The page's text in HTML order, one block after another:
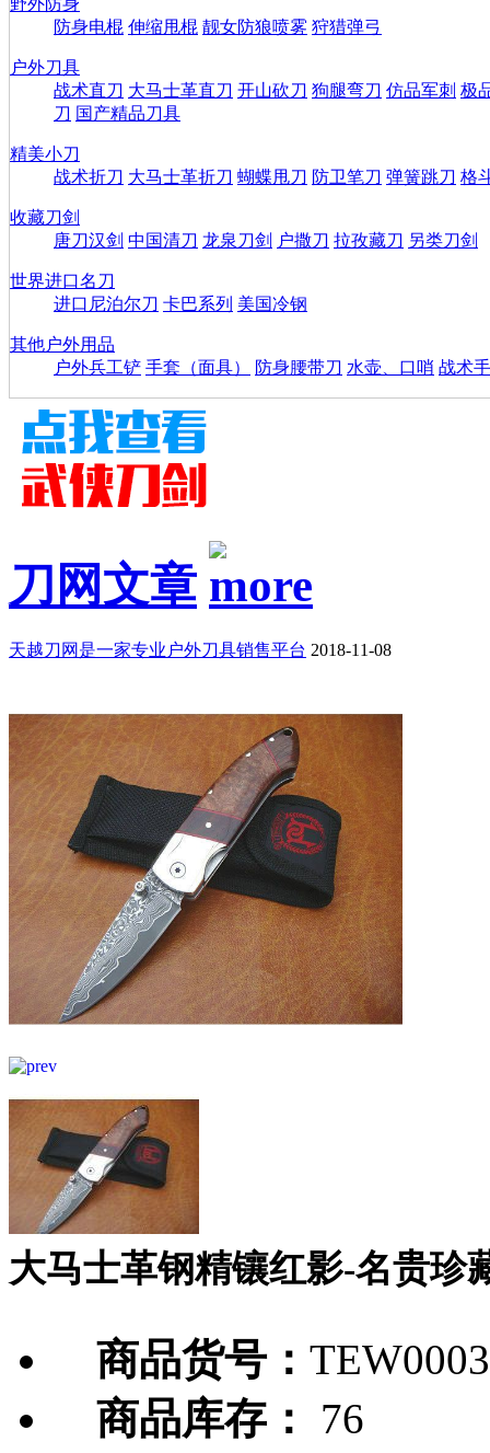
防身电棍 伸缩甩棍 靓女防狼喷雾 狩猎弹弓
户外刀具
战术直刀 大马士革直刀 开山砍刀 狗腿弯刀 仿品军刺 极
刀 国产精品刀具
精美小刀
战术折刀 大马士革折刀 蝴蝶甩刀 防卫笔刀 弹簧跳刀 格
收藏刀剑
唐刀汉剑 中国清刀 龙泉刀剑 户撒刀 拉孜藏刀 另类刀剑
世界进口名刀
进口尼泊尔刀 卡巴系列 美国冷钢
其他户外用品
户外兵工铲 手套（面具） 防身腰带刀 水壶、口哨 战术
刀网文章
天越刀网是一家专业户外刀具销售平台 2018-11-08
大马士革钢精镶红影-名贵珍
商品货号：
商品库存：
76